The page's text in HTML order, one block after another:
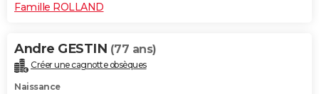
Famille ROLLAND
Andre GESTIN (77 ans)
Créer une cagnotte obsèques
Naissance